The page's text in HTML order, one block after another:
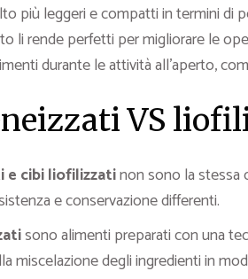
più leggeri e compatti in termini di
li rende perfetti per migliorare le
durante le attività all’aperto,
VS
e cibi liofilizzatinon sono la stessa
e conservazione differenti.
sono alimenti preparati con una
miscelazione degli ingredienti in